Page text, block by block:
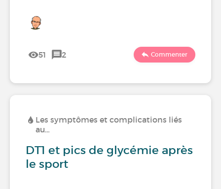
51 2 Commenter
Les symptômes et complications liés
au…
DT1 et pics de glycémie après
le sport